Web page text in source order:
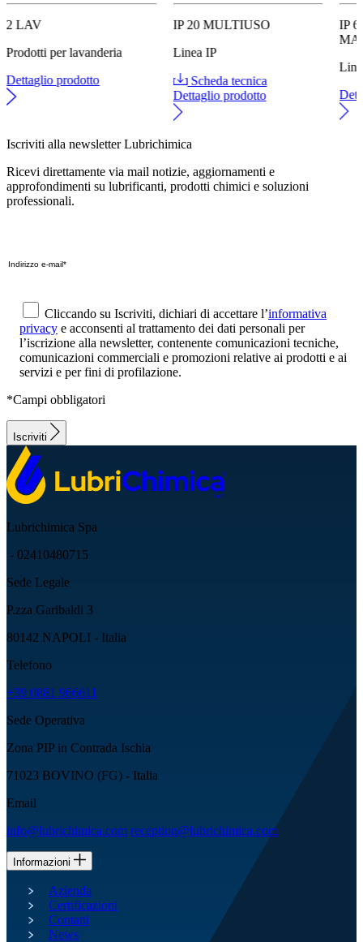
2 LAV
Prodotti per lavanderia
Dettaglio prodotto
IP 20 MULTIUSO
Linea IP
Scheda tecnica
Dettaglio prodotto
IP
Iscriviti alla newsletter Lubrichimica
Ricevi direttamente via mail notizie, aggiornamenti e
approfondimenti su lubrificanti, prodotti chimici e soluzioni
professionali.
Cliccando su Iscriviti, dichiari di accettare l’informativa
privacy e acconsenti al trattamento dei dati personali per
l’iscrizione alla newsletter, contenente comunicazioni tecniche,
comunicazioni commerciali e promozioni relative ai prodotti e ai
servizi e per fini di profilazione.
*Campi obbligatori
Iscriviti
Lubrichimica Spa
- 02410480715
Sede Legale
P.zza Garibaldi 3
80142 NAPOLI - Italia
Telefono
+39 0881 966611
Sede Operativa
Zona PIP in Contrada Ischia
71023 BOVINO (FG) - Italia
Email
info@lubrichimica.com reception@lubrichimica.com
Informazioni
Azienda
Certificazioni
Contatti
News